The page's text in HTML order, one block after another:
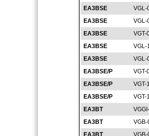
EA3BSE
VGL-
EA3BSE
VGL-
EA3BSE
VGT-
EA3BSE
VGL-
EA3BSE
VGL-
EA3BSE/P
VGT-
EA3BSE/P
VGT-
EA3BSE/P
VGT-
EA3BT
EA3BT
EA3BT